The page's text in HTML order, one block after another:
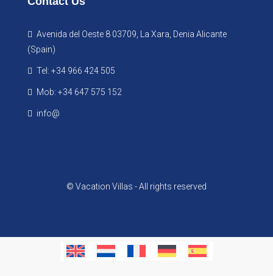
Avenida del Oeste 8 03709, La Xara, Denia Alicante
(Spain)
Tel: +34 966 424 505
Mob: +34 647 575 152
info@
© Vacation Villas - All rights reserved